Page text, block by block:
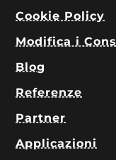
Cookie Policy
Modifica i
Blog
Referenze
Partner
Applicazioni